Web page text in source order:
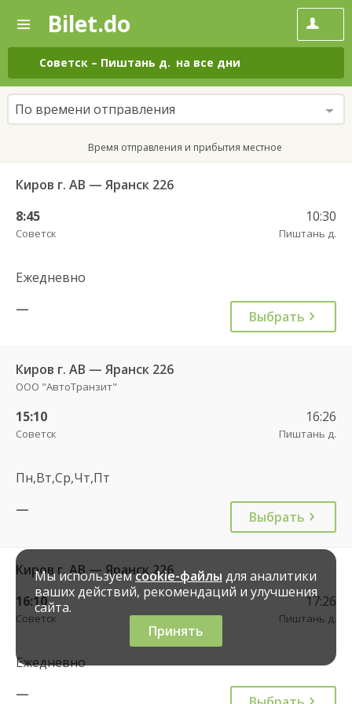
—
Поиск
и
покупка
билетов
на
автобус
онлайн
Bilet.do
Советск – Пиштань д. на все дни
По времени отправления
Время отправления и прибытия местное
Киров г. АВ — Яранск 226
8:45
Советск
10:30
Пиштань д.
Ежедневно
—
Выбрать
Киров г. АВ — Яранск 226
ООО "АвтоТранзит"
15:10
Советск
16:26
Пиштань д.
Пн,Вт,Ср,Чт,Пт
—
Выбрать
Киров г. АВ — Яранск 226
16:10
Советск
17:26
Пиштань д.
Ежедневно
—
Мы используемcookie-файлы для аналитики
ваших действий, рекомендаций и улучшения
сайта.
Принять